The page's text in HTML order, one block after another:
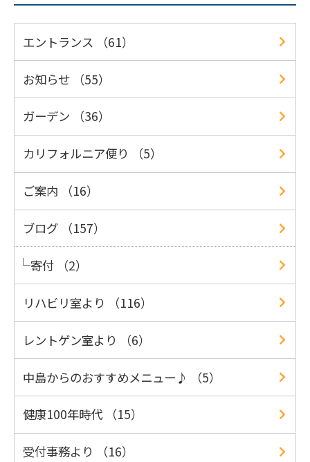
エントランス （61）
お知らせ （55）
ガーデン （36）
カリフォルニア便り （5）
ご案内 （16）
ブログ （157）
寄付 （2）
リハビリ室より （116）
レントゲン室より （6）
中島からのおすすめメニュー♪ （5）
健康100年時代 （15）
受付事務より （16）